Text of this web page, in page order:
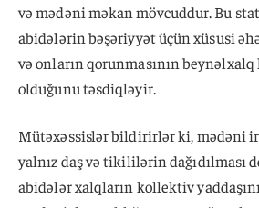
və mədəni məkan mövcuddur. Bu
abidələrin bəşəriyyət üçün xüsusi
və onların qorunmasının
olduğunu təsdiqləyir.
Mütəxəssislər bildirirlər ki, mədəni
yalnız daş və tikililərin dağıdılması
abidələr xalqların kollektiv